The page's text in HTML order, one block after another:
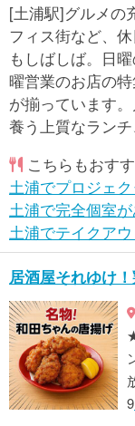
[土浦駅]グルメの
フィス街など、
もしばしば。日
曜営業のお店の
が揃っています
養う上質なラン
こちらもおす
土浦でプロジェ
土浦で完全個室
土浦でテイクア
居酒屋それゆけ
9